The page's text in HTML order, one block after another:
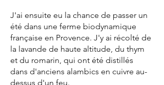
J'ai ensuite eu la chance de passer un
été dans une ferme biodynamique
française en Provence. J'y ai récolté de
la lavande de haute altitude, du thym
et du romarin, qui ont été distillés
dans d'anciens alambics en cuivre au-
dessus d'un feu.